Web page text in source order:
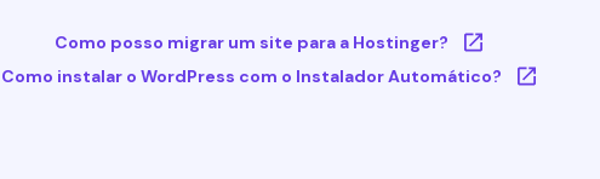
Como posso migrar um site para a Hostinger?
Como instalar o WordPress com o Instalador Automático?